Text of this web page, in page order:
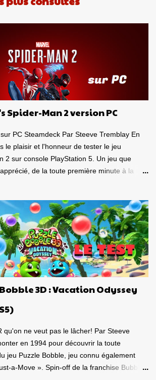
Spider-Man 2 version PC
PC Steamdeck Par Steeve Tremblay En
le plaisir et l'honneur de tester le jeu
2 sur console PlayStation 5. Un jeu que
de la toute première minute à la
c'est par ici . Lorsque PlayStation Canada
deux semaines pour faire le test de la
a vu le jour le 30 janvier dernier, je me suis
serait génial d'y retourner, mais de façon
l'aurez deviné, je suis plongé dans le test de
2 PC sur la portable de Valve, ma
tout de suite que le jeu tourne bien sur
dit que puisque le premier volet, ainsi
Morales sont approuvés 100% par Valve
Bobble 3D : Vacation Odyssey
qu'on ne veut pas le lâcher! Par Steeve
en 1994 pour découvrir la toute
jeu Puzzle Bobble, jeu connu également
a-Move ». Spin-off de la franchise Bubble